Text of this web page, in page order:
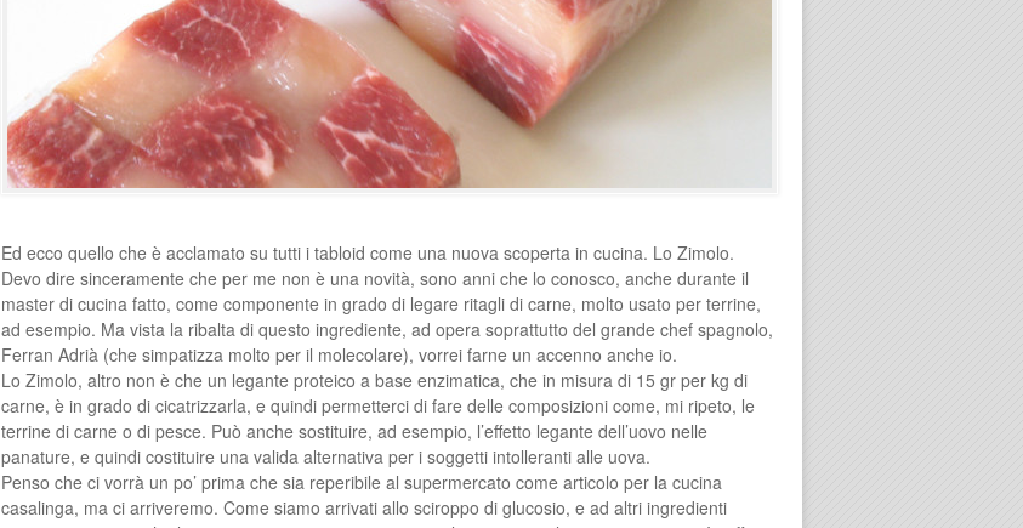
Ed ecco quello che è acclamato su tutti i tabloid come una nuova scoperta in cucina. Lo Zimolo.
Devo dire sinceramente che per me non è una novità, sono anni che lo conosco, anche durante il
master di cucina fatto, come componente in grado di legare ritagli di carne, molto usato per terrine,
ad esempio. Ma vista la ribalta di questo ingrediente, ad opera soprattutto del grande chef spagnolo,
Ferran Adrià (che simpatizza molto per il molecolare), vorrei farne un accenno anche io.
Lo Zimolo, altro non è che un legante proteico a base enzimatica, che in misura di 15 gr per kg di
carne, è in grado di cicatrizzarla, e quindi permetterci di fare delle composizioni come, mi ripeto, le
terrine di carne o di pesce. Può anche sostituire, ad esempio, l’effetto legante dell’uovo nelle
panature, e quindi costituire una valida alternativa per i soggetti intolleranti alle uova.
Penso che ci vorrà un po’ prima che sia reperibile al supermercato come articolo per la cucina
casalinga, ma ci arriveremo. Come siamo arrivati allo sciroppo di glucosio, e ad altri ingredienti